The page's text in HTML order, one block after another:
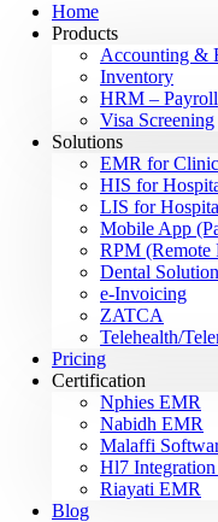
Home
Products
Accounting &
Inventory
HRM – Payroll
Visa Screening
Solutions
EMR for
HIS for
LIS for
Mobile App
RPM (Remote
Dental Solution
e-Invoicing
ZATCA
Telehealth/
Pricing
Certification
Nphies EMR
Nabidh EMR
Malaffi
Hl7 Integration
Riayati EMR
Blog